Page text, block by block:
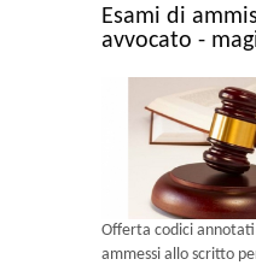
Esami di
avvocato -
Offerta codici
ammessi allo scritto